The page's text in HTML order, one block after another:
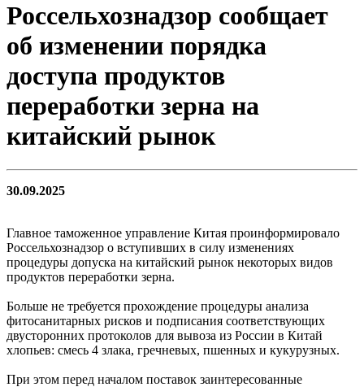
Россельхознадзор сообщает
об изменении порядка
доступа продуктов
переработки зерна на
китайский рынок
30.09.2025
Главное таможенное управление Китая проинформировало
Россельхознадзор о вступивших в силу изменениях
процедуры допуска на китайский рынок некоторых видов
продуктов переработки зерна.
Больше не требуется прохождение процедуры анализа
фитосанитарных рисков и подписания соответствующих
двусторонних протоколов для вывоза из России в Китай
хлопьев: смесь 4 злака, гречневых, пшенных и кукурузных.
При этом перед началом поставок заинтересованные